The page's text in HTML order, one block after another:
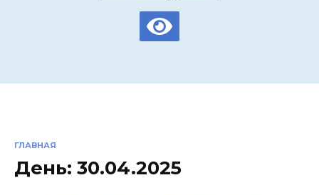
ГЛАВНАЯ
День: 30.04.2025